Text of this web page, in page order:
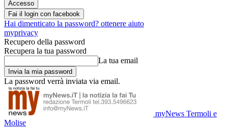
Fai il login con facebook
Hai dimenticato la password? ottenere aiuto
myprivacy
Recupero della password
Recupera la tua password
La tua email
La password verrà inviata via email.
myNews Termoli e
Molise